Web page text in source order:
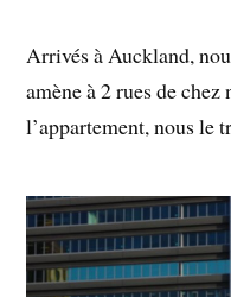
Arrivés à Auckland,
amène à 2 rues de
l’appartement, nous le